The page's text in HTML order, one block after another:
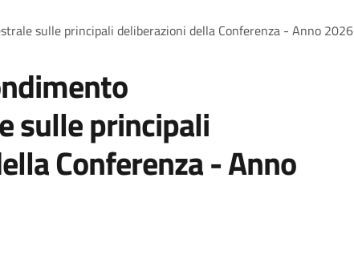
sulle principali deliberazioni della Conferenza - Anno 2026
sulle principali
Conferenza - Anno